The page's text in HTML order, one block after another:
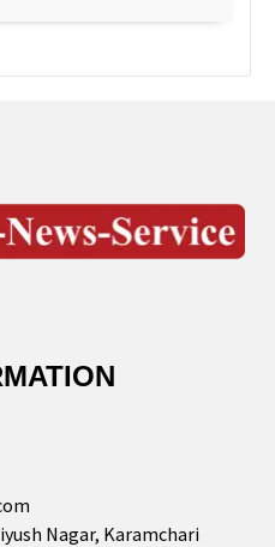
Nagar, Karamchari